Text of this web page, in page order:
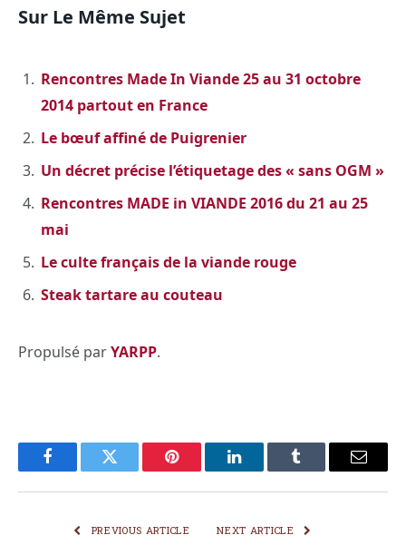
Sur Le Même Sujet
Rencontres Made In Viande 25 au 31 octobre
2014 partout en France
Le bœuf affiné de Puigrenier
Un décret précise l’étiquetage des « sans OGM »
Rencontres MADE in VIANDE 2016 du 21 au 25
mai
Le culte français de la viande rouge
Steak tartare au couteau
Propulsé parYARPP.
FacebookTwitter Pinterest LinkedInTumblr Email
PREVIOUS ARTICLE
NEXT ARTICLE